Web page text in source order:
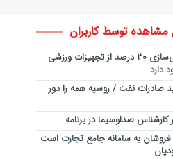
مشاهده توسط کاربران
توانایی بومی‌سازی ۳۰ درصد از تجهیزات ورزشی
دارد
صادرات نفت / روسیه همه را دور
صداوسیما در برنامه
به سامانه جامع تجارت است